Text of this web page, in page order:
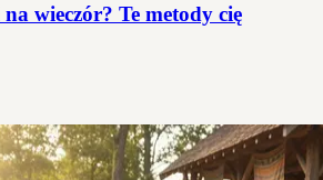
wieczór? Te metody cię